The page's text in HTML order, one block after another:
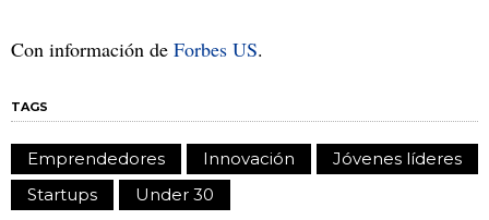
Con información de Forbes US.
TAGS
Emprendedores Innovación
Jóvenes líderes
Startups
Under 30